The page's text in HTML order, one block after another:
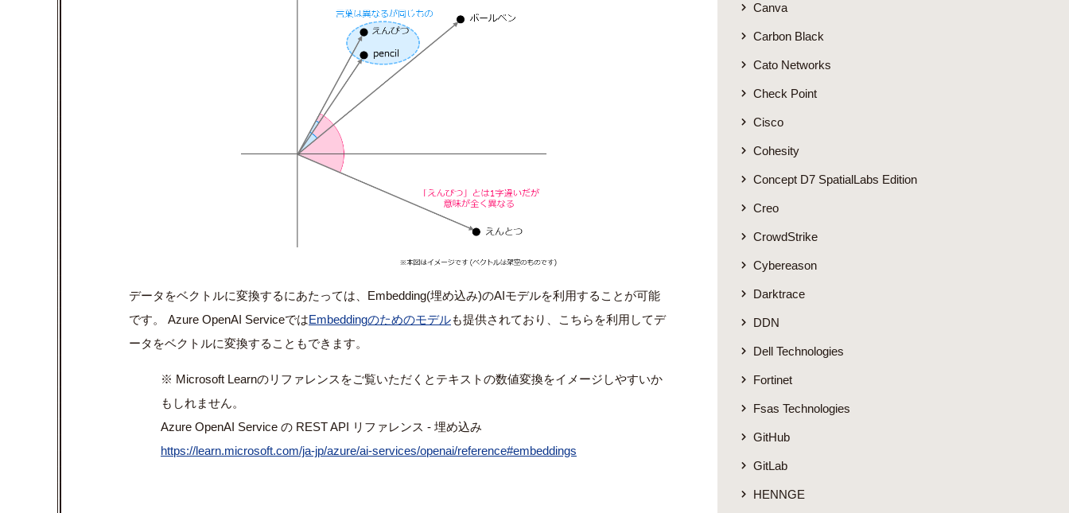
データをベクトルに変換するにあたっては、 Embedding(埋め込み)のAIモデルを利用することが可能
です。
Azure OpenAI ServiceではEmbeddingのためのモデルも提供されており、こちらを利用してデ
ータをベクトルに変換することもできます。
※ Microsoft Learnのリファレンスをご覧いただくとテキストの数値変換をイメージしやすいか
もしれません。
Azure OpenAI Service の REST API リファレンス - 埋め込み
https://learn.microsoft.com/ja-jp/azure/ai-services/openai/reference#embeddings
Canva
Carbon Black
Cato Networks
Check Point
Cisco
Cohesity
Concept D7 SpatialLabs Edition
Creo
CrowdStrike
Cybereason
Darktrace
DDN
Dell Technologies
Fortinet
Fsas Technologies
GitHub
GitLab
HENNGE